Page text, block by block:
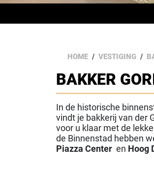
HOME VESTIGING
BAKKER
In de historische
vindt je bakkerij van der
voor u klaar met de
de Binnenstad hebben
Piazza Center en Hoog